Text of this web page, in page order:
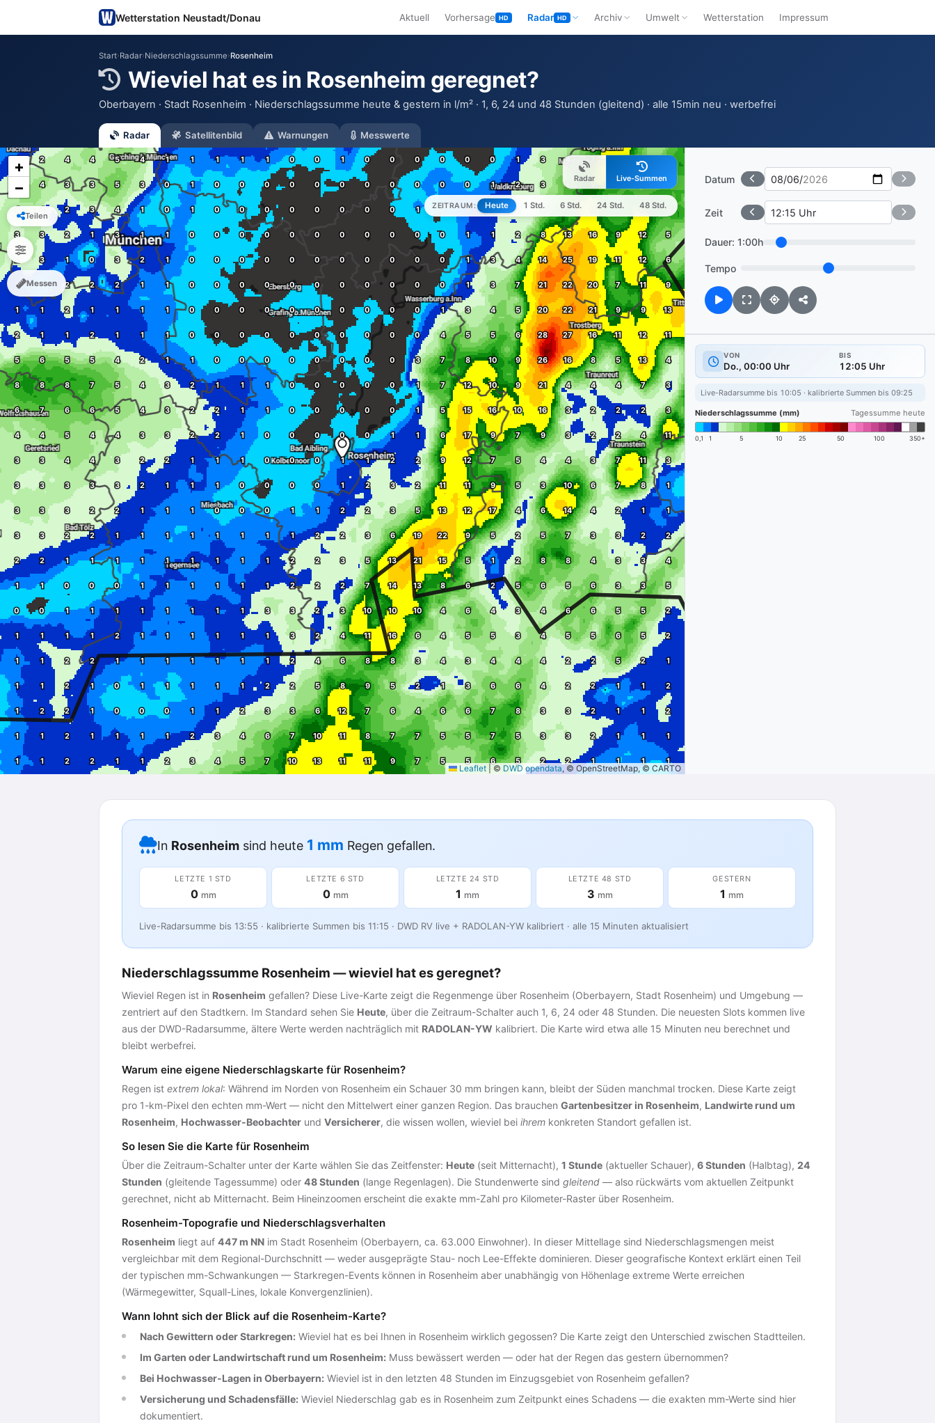
Wetterstation Neustadt/Donau Aktuell Vorhersage HD Radar HD Archiv Umwelt Wetterstation Impressum
Start›Radar›Niederschlagssumme›Rosenheim
Wieviel hat es in Rosenheim geregnet?
Oberbayern · Stadt Rosenheim · Niederschlagssumme heute & gestern in l/m² · 1, 6, 24 und 48 Stunden (gleitend) · alle 15min neu · werbefrei
Radar Satellitenbild Warnungen Messwerte
Radar Live-Summen
Messen
ZEITRAUM: Heute 1 Std. 6 Std. 24 Std.
48 Std.
Teilen
+
−
Leaflet © DWD opendata, © OpenStreetMap, © CARTO
Datum
Zeit
Dauer: 1:00h
Tempo
VON
Do., 00:00 Uhr
BIS
12:05 Uhr
Live-Radarsumme bis 10:05 · kalibrierte Summen bis 09:25
Niederschlagssumme (mm) Tagessumme heute
0,1 1 5 10 25 50 100 350+
In Rosenheim sind heute 1 mm Regen gefallen.
LETZTE 1 STD
0 mm
LETZTE 6 STD
0 mm
LETZTE 24 STD
1 mm
LETZTE 48 STD
3 mm
GESTERN
1 mm
Live-Radarsumme bis 13:55 · kalibrierte Summen bis 11:15 · DWD RV live + RADOLAN-YW kalibriert · alle 15 Minuten aktualisiert
Niederschlagssumme Rosenheim — wieviel hat es geregnet?
Wieviel Regen ist in Rosenheim gefallen? Diese Live-Karte zeigt die Regenmenge über Rosenheim (Oberbayern, Stadt Rosenheim) und Umgebung —
zentriert auf den Stadtkern. Im Standard sehen Sie Heute, über die Zeitraum-Schalter auch 1, 6, 24 oder 48 Stunden. Die neuesten Slots kommen live
aus der DWD-Radarsumme, ältere Werte werden nachträglich mit RADOLAN-YW kalibriert. Die Karte wird etwa alle 15 Minuten neu berechnet und
bleibt werbefrei.
Warum eine eigene Niederschlagskarte für Rosenheim?
Regen ist extrem lokal: Während im Norden von Rosenheim ein Schauer 30 mm bringen kann, bleibt der Süden manchmal trocken. Diese Karte zeigt
pro 1-km-Pixel den echten mm-Wert — nicht den Mittelwert einer ganzen Region. Das brauchen Gartenbesitzer in Rosenheim, Landwirte rund um
Rosenheim, Hochwasser-Beobachter und Versicherer, die wissen wollen, wieviel bei ihrem konkreten Standort gefallen ist.
So lesen Sie die Karte für Rosenheim
Über die Zeitraum-Schalter unter der Karte wählen Sie das Zeitfenster: Heute (seit Mitternacht), 1 Stunde (aktueller Schauer), 6 Stunden (Halbtag), 24
Stunden (gleitende Tagessumme) oder 48 Stunden (lange Regenlagen). Die Stundenwerte sind gleitend — also rückwärts vom aktuellen Zeitpunkt
gerechnet, nicht ab Mitternacht. Beim Hineinzoomen erscheint die exakte mm-Zahl pro Kilometer-Raster über Rosenheim.
Rosenheim-Topografie und Niederschlagsverhalten
Rosenheim liegt auf 447 m NN im Stadt Rosenheim (Oberbayern, ca. 63.000 Einwohner). In dieser Mittellage sind Niederschlagsmengen meist
vergleichbar mit dem Regional-Durchschnitt — weder ausgeprägte Stau- noch Lee-Effekte dominieren. Dieser geografische Kontext erklärt einen Teil
der typischen mm-Schwankungen — Starkregen-Events können in Rosenheim aber unabhängig von Höhenlage extreme Werte erreichen
(Wärmegewitter, Squall-Lines, lokale Konvergenzlinien).
Wann lohnt sich der Blick auf die Rosenheim-Karte?
Nach Gewittern oder Starkregen: Wieviel hat es bei Ihnen in Rosenheim wirklich gegossen? Die Karte zeigt den Unterschied zwischen Stadtteilen.
Im Garten oder Landwirtschaft rund um Rosenheim: Muss bewässert werden — oder hat der Regen das gestern übernommen?
Bei Hochwasser-Lagen in Oberbayern: Wieviel ist in den letzten 48 Stunden im Einzugsgebiet von Rosenheim gefallen?
Versicherung und Schadensfälle: Wieviel Niederschlag gab es in Rosenheim zum Zeitpunkt eines Schadens — die exakten mm-Werte sind hier
dokumentiert.